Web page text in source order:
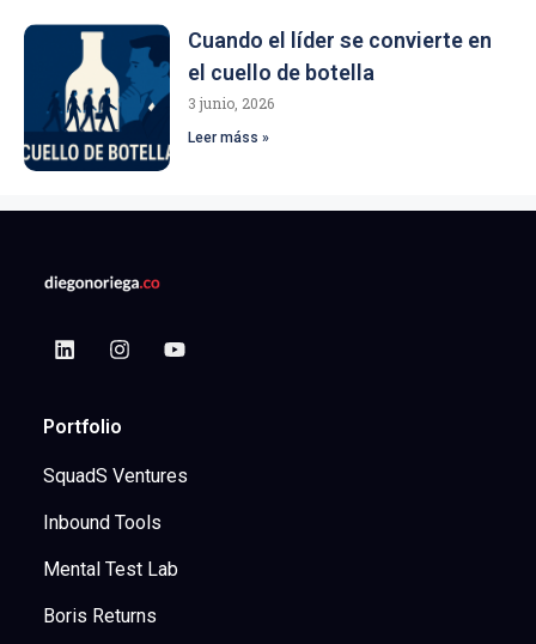
Cuando el líder se convierte en
el cuello de botella
3 junio, 2026
Leer máss »
Portfolio
SquadS Ventures
Inbound Tools
Mental Test Lab
Boris Returns